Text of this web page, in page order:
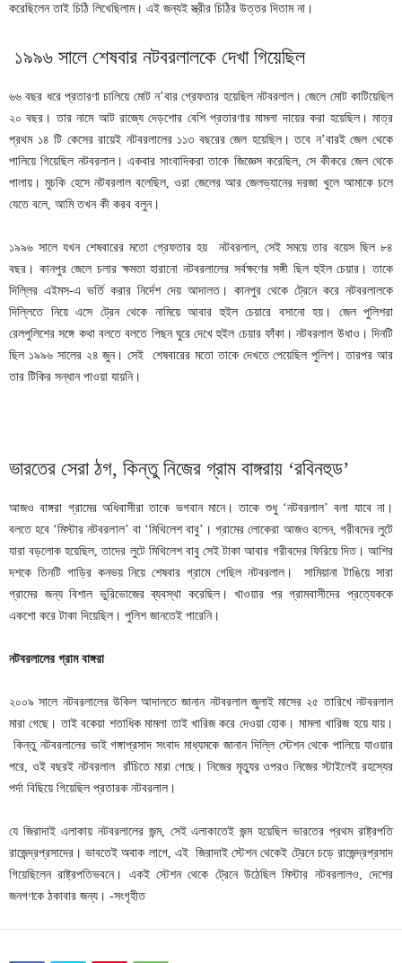
করেছিলেন তাই চিঠি লিখেছিলাম। এই জন্যই স্ত্রীর চিঠির উত্তর দিতাম না।
১৯৯৬ সালে শেষবার নটবরলালকে দেখা গিয়েছিল
৬৬ বছর ধরে প্রতারণা চালিয়ে মোট ন’বার গ্রেফতার হয়েছিল নটবরলাল। জেলে মোট কাটিয়েছিল
২০ বছর। তার নামে আট রাজ্যে দেড়শোর বেশি প্রতারণার মামলা দায়ের করা হয়েছিল। মাত্র
প্রথম ১৪ টি কেসের রায়েই নটবরলালের ১১৩ বছরের জেল হয়েছিল। তবে ন’বারই জেল থেকে
পালিয়ে গিয়েছিল নটবরলাল। একবার সাংবাদিকরা তাকে জিজ্ঞেস করেছিল, সে কীকরে জেল থেকে
পালায়। মুচকি হেসে নটবরলাল বলেছিল, ওরা জেলের আর জেলভ্যানের দরজা খুলে আমাকে চলে
যেতে বলে, আমি তখন কী করব বলুন।
১৯৯৬ সালে যখন শেষবারের মতো গ্রেফতার হয় নটবরলাল, সেই সময়ে তার বয়েস ছিল ৮৪
বছর। কানপুর জেলে চলার ক্ষমতা হারানো নটবরলালের সর্বক্ষণের সঙ্গী ছিল হুইল চেয়ার। তাকে
দিল্লির এইমস-এ ভর্তি করার নির্দেশ দেয় আদালত। কানপুর থেকে ট্রেনে করে নটবরলালকে
দিল্লিতে নিয়ে এসে ট্রেন থেকে নামিয়ে আবার হুইল চেয়ারে বসানো হয়। জেল পুলিশরা
রেলপুলিশের সঙ্গে কথা বলতে বলতে পিছন ঘুরে দেখে হুইল চেয়ার ফাঁকা। নটবরলাল উধাও। দিনটি
ছিল ১৯৯৬ সালের ২৪ জুন। সেই শেষবারের মতো তাকে দেখতে পেয়েছিল পুলিশ। তারপর আর
তার টিকির সন্ধান পাওয়া যায়নি।
ভারতের সেরা ঠগ, কিন্তু নিজের গ্রাম বাঙ্গরায় ‘রবিনহুড’
আজও বাঙ্গরা গ্রামের অধিবাসীরা তাকে ভগবান মানে। তাকে শুধু ‘নটবরলাল’ বলা যাবে না।
বলতে হবে ‘মিস্টার নটবরলাল’ বা ‘মিথিলেশ বাবু’। গ্রামের লোকেরা আজও বলেন, গরীবদের লুটে
যারা বড়লোক হয়েছিল, তাদের লুটে মিথিলেশ বাবু সেই টাকা আবার গরীবদের ফিরিয়ে দিত। আশির
দশকে তিনটি গাড়ির কনভয় নিয়ে শেষবার গ্রামে গেছিল নটবরলাল। সামিয়ানা টাঙিয়ে সারা
গ্রামের জন্য বিশাল ভুরিভোজের ব্যবস্থা করেছিল। খাওয়ার পর গ্রামবাসীদের প্রত্যেককে
একশো করে টাকা দিয়েছিল। পুলিশ জানতেই পারেনি।
নটবরলালের গ্রাম বাঙ্গরা
২০০৯ সালে নটবরলালের উকিল আদালতে জানান নটবরলাল জুলাই মাসের ২৫ তারিখে নটবরলাল
মারা গেছে। তাই বকেয়া শতাধিক মামলা তাই খারিজ করে দেওয়া হোক। মামলা খারিজ হয়ে যায়।
কিন্তু নটবরলালের ভাই গঙ্গাপ্রসাদ সংবাদ মাধ্যমকে জানান দিল্লি স্টেশন থেকে পালিয়ে যাওয়ার
পরে, ওই বছরই নটবরলাল রাঁচিতে মারা গেছে। নিজের মৃত্যুর ওপরও নিজের স্টাইলেই রহস্যের
পর্দা বিছিয়ে গিয়েছিল প্রতারক নটবরলাল।
যে জিরাদাই এলাকায় নটবরলালের জন্ম, সেই এলাকাতেই জন্ম হয়েছিল ভারতের প্রথম রাষ্ট্রপতি
রাজেন্দ্রপ্রসাদের। ভাবতেই অবাক লাগে, এই জিরাদাই স্টেশন থেকেই ট্রেনে চড়ে রাজেন্দ্রপ্রসাদ
গিয়েছিলেন রাষ্ট্রপতিভবনে। একই স্টেশন থেকে ট্রেনে উঠেছিল মিস্টার নটবরলালও, দেশের
জনগণকে ঠকাবার জন্য। -সংগৃহীত